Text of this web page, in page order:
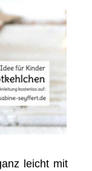
leicht mit